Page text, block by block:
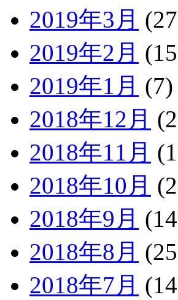
2019年3月
2019年2月
2019年1月 (7)
2018年12月
2018年11月
2018年10月
2018年9月
2018年8月
2018年7月